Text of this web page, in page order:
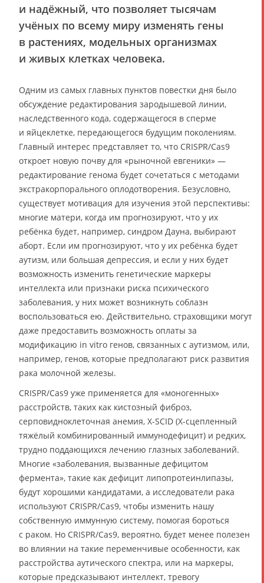
и надёжный, что позволяет тысячам
учёных по всему миру изменять гены
в растениях, модельных организмах
и живых клетках человека.
Одним из самых главных пунктов повестки дня было
обсуждение редактирования зародышевой линии,
наследственного кода, содержащегося в сперме
и яйцеклетке, передающегося будущим поколениям.
Главный интерес представляет то, что CRISPR/Cas9
откроет новую почву для «рыночной евгеники» —
редактирование генома будет сочетаться с методами
экстракорпорального оплодотворения. Безусловно,
существует мотивация для изучения этой перспективы:
многие матери, когда им прогнозируют, что у их
ребёнка будет, например, синдром Дауна, выбирают
аборт. Если им прогнозируют, что у их ребёнка будет
аутизм, или большая депрессия, и если у них будет
возможность изменить генетические маркеры
интеллекта или признаки риска психического
заболевания, у них может возникнуть соблазн
воспользоваться ею. Действительно, страховщики могут
даже предоставить возможность оплаты за
модификацию in vitro генов, связанных с аутизмом, или,
например, генов, которые предполагают риск развития
рака молочной железы.
CRISPR/Cas9 уже применяется для «моногенных»
расстройств, таких как кистозный фиброз,
серповидноклеточная анемия, X-SCID (X-сцепленный
тяжёлый комбинированный иммунодефицит) и редких,
трудно поддающихся лечению глазных заболеваний.
Многие «заболевания, вызванные дефицитом
фермента», такие как дефицит липопротеинлипазы,
будут хорошими кандидатами, а исследователи рака
используют CRISPR/Cas9, чтобы изменить нашу
собственную иммунную систему, помогая бороться
с раком. Но CRISPR/Cas9, вероятно, будет менее полезен
во влиянии на такие переменчивые особенности, как
расстройства аутического спектра, или на маркеры,
которые предсказывают интеллект, тревогу